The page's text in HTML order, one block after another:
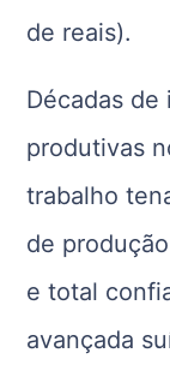
de reais).
Décadas
produtivas
trabalho
de
e total
avançada